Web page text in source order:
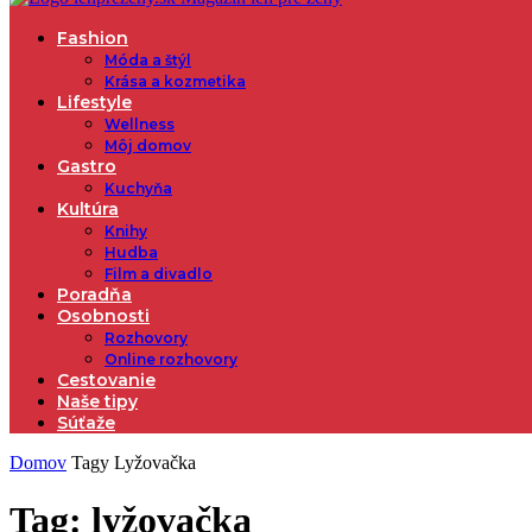
Fashion
Móda a štýl
Krása a kozmetika
Lifestyle
Wellness
Môj domov
Gastro
Kuchyňa
Kultúra
Knihy
Hudba
Film a divadlo
Poradňa
Osobnosti
Rozhovory
Online rozhovory
Cestovanie
Naše tipy
Súťaže
Domov Tagy Lyžovačka
Tag: lyžovačka